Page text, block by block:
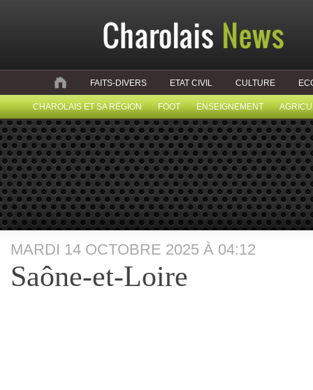
FAITS-DIVERS ETAT CIVIL CULTURE
CHAROLAIS ET SA RÉGION FOOT ENSEIGNEMENT
MARDI 14 OCTOBRE 2025 À 04:12
Saône-et-Loire